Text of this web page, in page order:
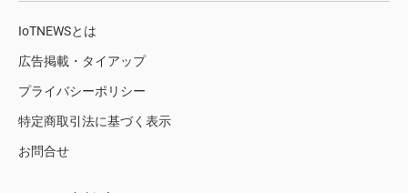
IoTNEWSとは
広告掲載・タイアップ
プライバシーポリシー
特定商取引法に基づく表示
お問合せ